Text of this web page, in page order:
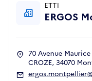
ETTI
ERGOS
70 Avenue Maurice
CROZE, 34070